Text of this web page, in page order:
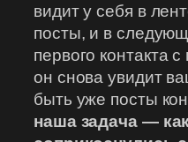
видит у себя в
посты, и в
первого контакта
он снова увидит
быть уже посты
наша задача —